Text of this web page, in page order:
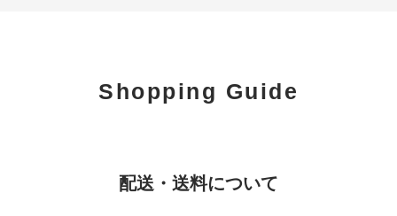
Shopping Guide
配送・送料について